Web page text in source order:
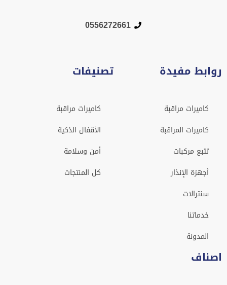
0556272661
روابط مفيدة
كاميرات مراقبة
كاميرات المراقبة
تتبع مركبات
أجهزة الإنذار
سنترالات
خدماتنا
المدونة
تصنيفات
كاميرات مراقبة
الأقفال الذكية
أمن وسلامة
كل المنتجات
اصناف